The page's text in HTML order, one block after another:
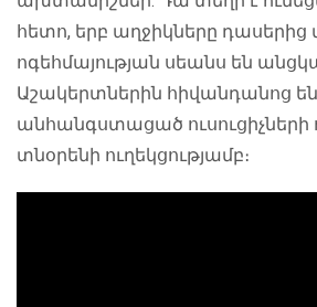
հետո, երբ աղջիկները
ոգեհմայության սեանս են
Աշակերտներին հիվանդանոց
անհանգստացած ուսուցիչների
տնօրենի ուղեկցությամբ։